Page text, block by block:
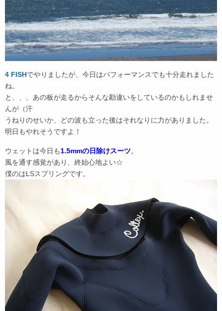
4 FISHでやりましたが、今日はパフォーマンスでも十分走れました
ね。
と、、、あの板が走るからそんな勘違いをしているのかもしれませ
んが（汗
うねりのせいか、どの波も立った後はそれなりに力がありました。
明日もやれそうですよ！
ウェットは今日も1.5mmの日除けスーツ。
風を通す感覚があり、終始心地よい☆
僕のはLSスプリングです。